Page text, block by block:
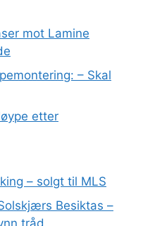
mot Lamine
– Skal
etter
– solgt til MLS
Besiktas –
tråd